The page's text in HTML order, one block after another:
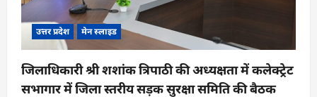
उत्तर प्रदेश मेन स्लाइड
जिलाधिकारी श्री शशांक त्रिपाठी की अध्यक्षता में कलेक्ट्रेट
सभागार में जिला स्तरीय सड़क सुरक्षा समिति की बैठक